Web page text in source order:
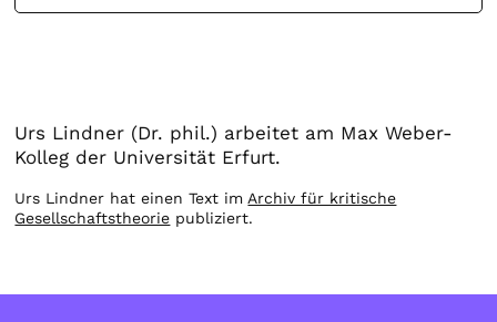
Urs Lindner (Dr. phil.) arbeitet am Max Weber-
Kolleg der Universität Erfurt.
Urs Lindner hat einen Text imArchiv für kritische
Gesellschaftstheorie publiziert.